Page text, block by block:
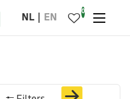
NL EN
0